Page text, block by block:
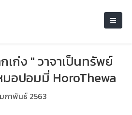
เก่ง " วาจาเป็นทรัพย์
อปอมมี่ HoroThewa
ภาพันธ์ 2563